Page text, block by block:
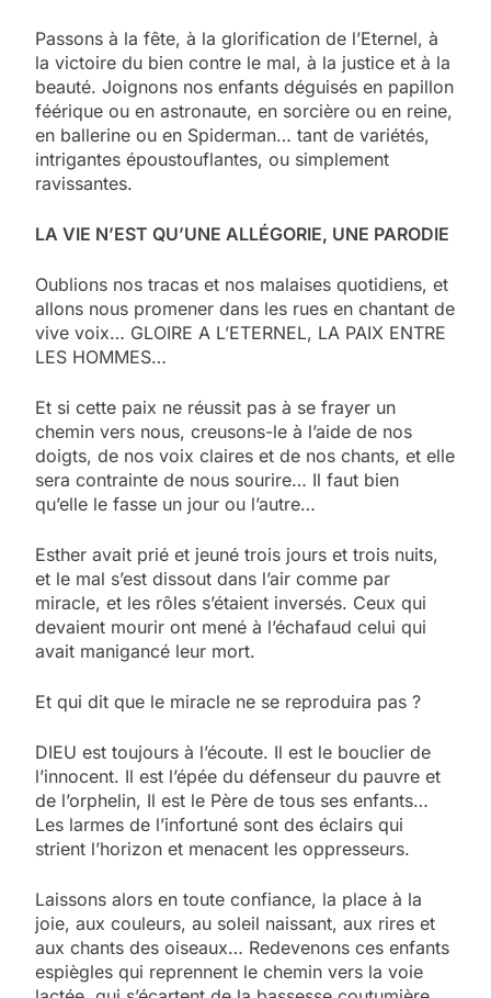
Passons à la fête, à la glorification de l’Eternel, à
la victoire du bien contre le mal, à la justice et à la
beauté. Joignons nos enfants déguisés en papillon
féérique ou en astronaute, en sorcière ou en reine,
en ballerine ou en Spiderman… tant de variétés,
intrigantes époustouflantes, ou simplement
ravissantes.
LA VIE N’EST QU’UNE ALLÉGORIE, UNE PARODIE
Oublions nos tracas et nos malaises quotidiens, et
allons nous promener dans les rues en chantant de
vive voix… GLOIRE A L’ETERNEL, LA PAIX ENTRE
LES HOMMES…
Et si cette paix ne réussit pas à se frayer un
chemin vers nous, creusons-le à l’aide de nos
doigts, de nos voix claires et de nos chants, et elle
sera contrainte de nous sourire… Il faut bien
qu’elle le fasse un jour ou l’autre…
Esther avait prié et jeuné trois jours et trois nuits,
et le mal s’est dissout dans l’air comme par
miracle, et les rôles s’étaient inversés. Ceux qui
devaient mourir ont mené à l’échafaud celui qui
avait manigancé leur mort.
Et qui dit que le miracle ne se reproduira pas ?
DIEU est toujours à l’écoute. Il est le bouclier de
l’innocent. Il est l’épée du défenseur du pauvre et
de l’orphelin, Il est le Père de tous ses enfants…
Les larmes de l’infortuné sont des éclairs qui
strient l’horizon et menacent les oppresseurs.
Laissons alors en toute confiance, la place à la
joie, aux couleurs, au soleil naissant, aux rires et
aux chants des oiseaux… Redevenons ces enfants
espiègles qui reprennent le chemin vers la voie
5
2025, l’année la plus